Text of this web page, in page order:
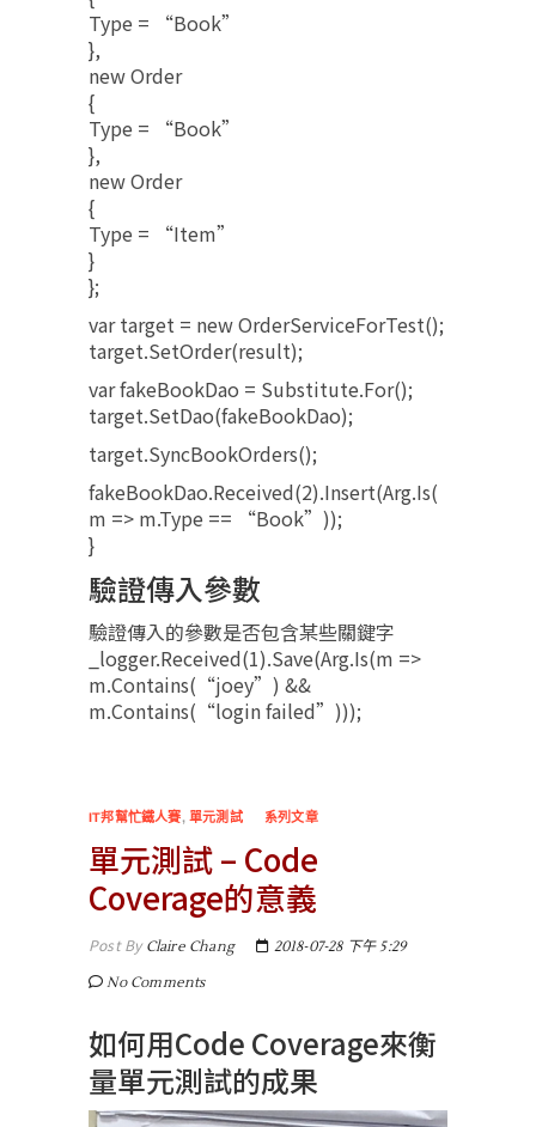
Type = “Book”
},
new Order
{
Type = “Book”
},
new Order
{
Type = “Item”
}
};
var target = new OrderServiceForTest();
target.SetOrder(result);
var fakeBookDao = Substitute.For();
target.SetDao(fakeBookDao);
target.SyncBookOrders();
fakeBookDao.Received(2).Insert(Arg.Is(
m => m.Type == “Book”));
}
驗證傳入參數
驗證傳入的參數是否包含某些關鍵字
_logger.Received(1).Save(Arg.Is(m =>
m.Contains(“joey”) &&
m.Contains(“login failed”)));
IT邦幫忙鐵人賽,單元測試 系列文章
單元測試 – Code
Coverage的意義
Post ByClaire Chang
2018-07-28 下午 5:29
No Comments
如何用Code Coverage來衡
量單元測試的成果